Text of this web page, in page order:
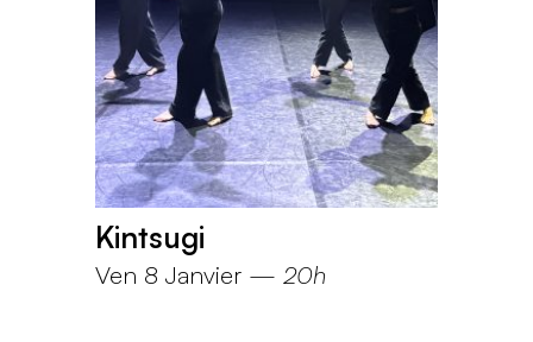
Kintsugi
Ven 8 Janvier — 20h